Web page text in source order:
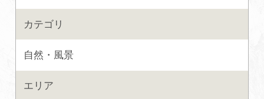
ご当地グルメ
加賀 旅先納税
カテゴリ
自然・風景
エリア